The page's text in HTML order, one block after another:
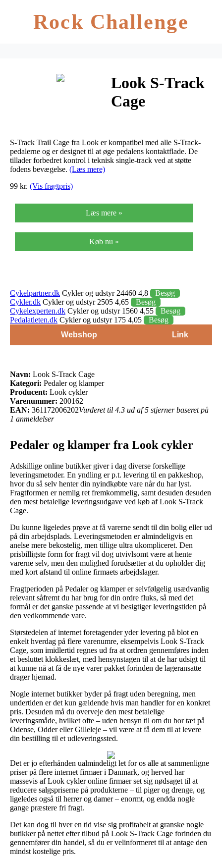
Rock Challenge
Look S-Track
Cage
S-Track Trail Cage fra Look er kompatibel med alle S-Track-
pedalerne og er designet til at øge pedalens kontaktflade. De
tillader forbedret kontrol i teknisk single-track ved at støtte
fodens bevægelse. (Læs mere)
99 kr. (Vis fragtpris)
Læs mere »
Køb nu »
Cykelpartner.dk Cykler og udstyr 24460 4,8
Besøg
Cykler.dk Cykler og udstyr 2505 4,65
Besøg
Cykelexperten.dk Cykler og udstyr 1560 4,55
Besøg
Pedalatleten.dk Cykler og udstyr 175 4,05
Besøg
Webshop
Link
Navn: Look S-Track Cage
Kategori: Pedaler og klamper
Producent: Look cykler
Varenummer: 200162
EAN: 361172006202Vurderet til 4.3 ud af 5 stjerner baseret på
1 anmeldelser
Pedaler og klamper fra Look cykler
Adskillige online butikker giver i dag diverse forskellige
leveringsmetoder. En yndling er p.t. levering til en pakkeshop,
hvor du så selv henter din nyindkøbte vare når du har lyst.
Fragtformen er nemlig ret fremkommelig, samt desuden desuden
den mest betalelige leveringsudgave ved køb af Look S-Track
Cage.
Du kunne ligeledes prøve at få varerne sendt til din bolig eller ud
på din arbejdsplads. Leveringsmetoden er almindeligvis en
anelse mere bekostelig, men tillige ultra ukompliceret. Den
prisbilligste form for fragt vil dog utvivlsomt være at hente
varerne selv, men den mulighed forudsætter at du opholder dig
med kort afstand til online firmaets arbejdslager.
Fragtperioden på Pedaler og klamper er selvfølgelig usædvanlig
relevant såfremt du har brug for din ordre fluks, så med det
formål er det ganske passende at vi besigtiger leveringstiden på
den vedkommende vare.
Størstedelen af internet foretagender yder levering på blot en
enkelt hverdag på flere varenumre, eksempelvis Look S-Track
Cage, som imidlertid regnes ud fra at ordren gennemføres inden
et besluttet klokkeslæt, med hensynstagen til at de har udsigt til
at kunne nå at få de nye varer pakket forinden de lageransatte
drager hjemad.
Nogle internet butikker byder på fragt uden beregning, men
undertiden er det kun gældende hvis man handler for en konkret
pris. Desuden må du overveje den mest betalelige
leveringsmåde, hvilket ofte – uden hensyn til om du bor tæt på
Odense, Odder eller Gilleleje – vil være at få dem til at levere
din bestilling til et udleveringssted.
Det er jo efterhånden ualmindeligt let for os alle at sammenligne
priser på flere internet firmaer i Danmark, og herved har
massevis af Look cykler online firmaer set sig nødsaget til at
reducere salgspriserne på produkterne – til piger og drenge, og
ligeledes også til herrer og damer – enormt, og endda nogle
gange præstere fri fragt.
Det kan dog til hver en tid vise sig profitabelt at granske nogle
butikker på nettet efter tilbud på Look S-Track Cage forinden du
gennemfører din handel, så du er velinformeret til at antage den
mindst kostelige pris.